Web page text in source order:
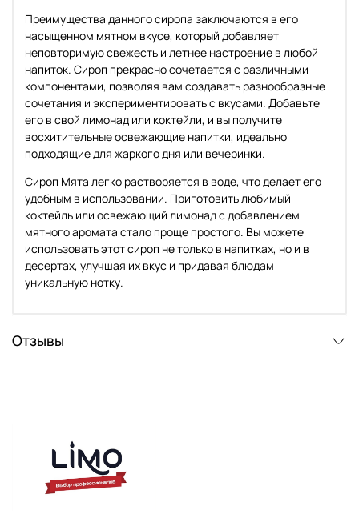
Преимущества данного сиропа заключаются в его
насыщенном мятном вкусе, который добавляет
неповторимую свежесть и летнее настроение в любой
напиток. Сироп прекрасно сочетается с различными
компонентами, позволяя вам создавать разнообразные
сочетания и экспериментировать с вкусами. Добавьте
его в свой лимонад или коктейли, и вы получите
восхитительные освежающие напитки, идеально
подходящие для жаркого дня или вечеринки.
Сироп Мята легко растворяется в воде, что делает его
удобным в использовании. Приготовить любимый
коктейль или освежающий лимонад с добавлением
мятного аромата стало проще простого. Вы можете
использовать этот сироп не только в напитках, но и в
десертах, улучшая их вкус и придавая блюдам
уникальную нотку.
Отзывы